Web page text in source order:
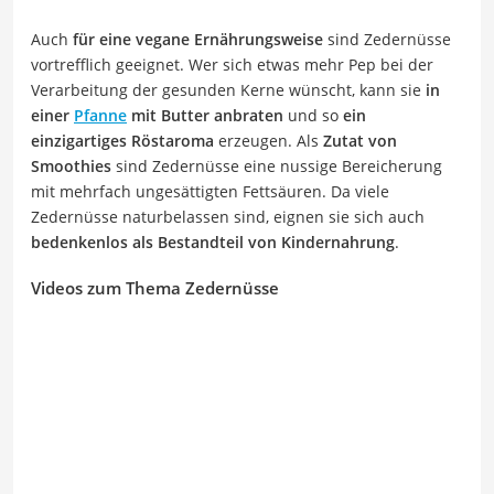
Auch für eine vegane Ernährungsweise sind Zedernüsse
vortrefflich geeignet. Wer sich etwas mehr Pep bei der
Verarbeitung der gesunden Kerne wünscht, kann sie in
einer Pfanne mit Butter anbraten und so ein
einzigartiges Röstaroma erzeugen. Als Zutat von
Smoothies sind Zedernüsse eine nussige Bereicherung
mit mehrfach ungesättigten Fettsäuren. Da viele
Zedernüsse naturbelassen sind, eignen sie sich auch
bedenkenlos als Bestandteil von Kindernahrung.
Videos zum Thema Zedernüsse